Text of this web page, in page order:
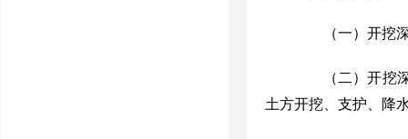
（一）开挖
（二）开挖深
土方开挖、支护、降